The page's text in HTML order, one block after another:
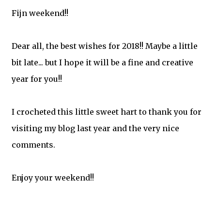
Fijn weekend!!
Dear all, the best wishes for 2018!! Maybe a little
bit late... but I hope it will be a fine and creative
year for you!!
I crocheted this little sweet hart to thank you for
visiting my blog last year and the very nice
comments.
Enjoy your weekend!!